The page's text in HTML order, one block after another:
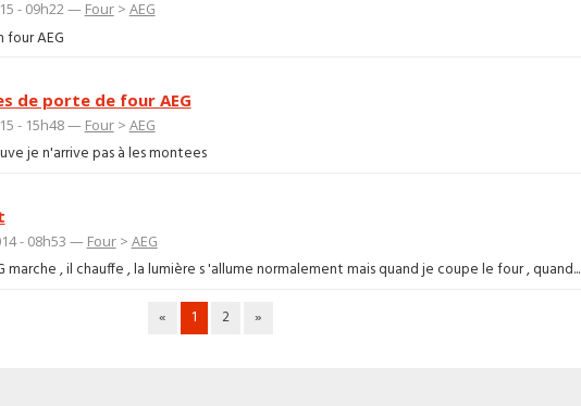
- 09h22 — Four> AEG
four AEG
de porte de four AEG
- 15h48 — Four> AEG
je n'arrive pas à les montees
- 08h53 — Four> AEG
marche , il chauffe , la lumière s 'allume normalement mais quand je coupe le four , quand...
« 1 2 »